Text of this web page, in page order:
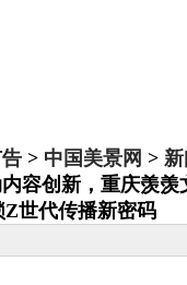
> 中国美景网 >
容创新，重庆羡羡
Z世代传播新密码